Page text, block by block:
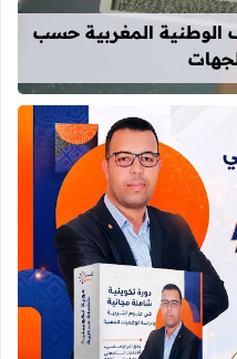
الوطنية المغربية حسب
المزيد عن دورة تكوينية